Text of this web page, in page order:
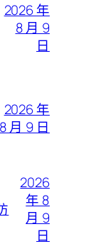
2026 年
8 月 9
日
2026 年
8 月 9 日
2026
年 8
月 9
日